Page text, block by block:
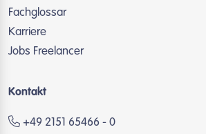
Fachglossar
Karriere
Jobs Freelancer
Kontakt
+49 2151 65466 - 0